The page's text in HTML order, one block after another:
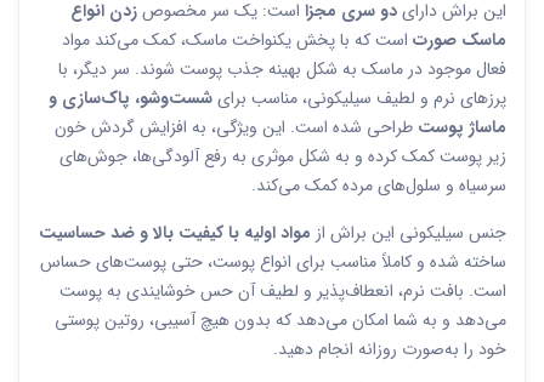
این براش دارایدو سری مجزا است: یک سر مخصوصزدن انواع
ماسک صورت است که با پخش یکنواخت ماسک، کمک می‌کند مواد
فعال موجود در ماسک به شکل بهینه جذب پوست شوند. سر دیگر، با
پرزهای نرم و لطیف سیلیکونی، مناسب برایشست‌وشو، پاک‌سازی و
ماساژ پوست طراحی شده است. این ویژگی، به افزایش گردش خون
زیر پوست کمک کرده و به شکل موثری به رفع آلودگی‌ها، جوش‌های
سرسیاه و سلول‌های مرده کمک می‌کند.
جنس سیلیکونی این براش از مواد اولیه با کیفیت بالا و ضد حساسیت
ساخته شده و کاملاً مناسب برای انواع پوست، حتی پوست‌های حساس
است. بافت نرم، انعطاف‌پذیر و لطیف آن حس خوشایندی به پوست
می‌دهد و به شما امکان می‌دهد که بدون هیچ آسیبی، روتین پوستی
خود را به‌صورت روزانه انجام دهید.